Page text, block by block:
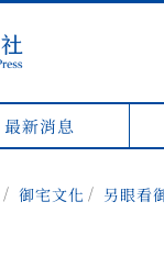
最新消息
御宅文化 另眼看